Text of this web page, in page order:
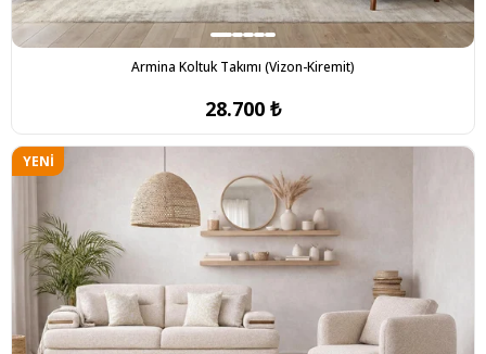
Armina Koltuk Takımı (Vizon-Kiremit)
28.700 ₺
YENI